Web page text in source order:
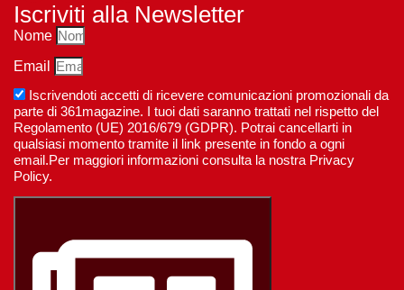
Iscriviti alla Newsletter
Nome
Email
Iscrivendoti accetti di ricevere comunicazioni promozionali da
parte di 361magazine. I tuoi dati saranno trattati nel rispetto del
Regolamento (UE) 2016/679 (GDPR). Potrai cancellarti in
qualsiasi momento tramite il link presente in fondo a ogni
email.Per maggiori informazioni consulta la nostra Privacy
Policy.